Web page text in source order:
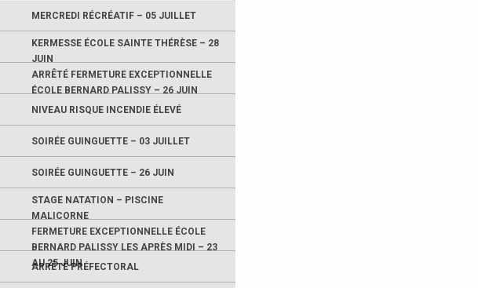
MERCREDI RÉCRÉATIF – 05 JUILLET
KERMESSE ÉCOLE SAINTE THÉRÈSE – 28
JUIN
ARRÊTÉ FERMETURE EXCEPTIONNELLE
ÉCOLE BERNARD PALISSY – 26 JUIN
NIVEAU RISQUE INCENDIE ÉLEVÉ
SOIRÉE GUINGUETTE – 03 JUILLET
SOIRÉE GUINGUETTE – 26 JUIN
STAGE NATATION – PISCINE
MALICORNE
FERMETURE EXCEPTIONNELLE ÉCOLE
BERNARD PALISSY LES APRÈS MIDI – 23
AU 25 JUIN
ARRÊTÉ PRÉFECTORAL